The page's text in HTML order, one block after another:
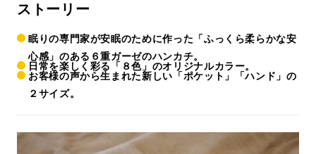
ストーリー
眠りの専門家が安眠のために作った「ふっくら柔らかな安
心感」のある６重ガーゼのハンカチ。
日常を楽しく彩る「８色」のオリジナルカラー。
お客様の声から生まれた新しい「ポケット」「ハンド」の
２サイズ。